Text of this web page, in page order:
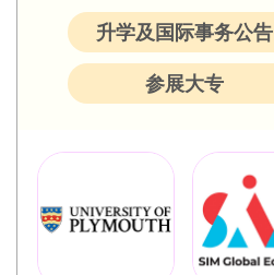
升学及国际事务公告
参展大专